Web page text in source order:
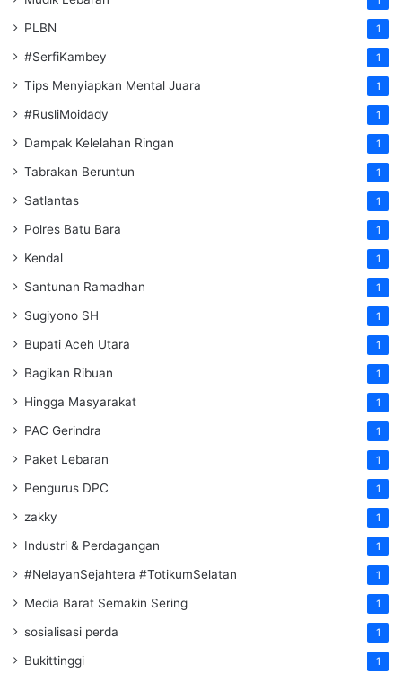
PLBN 1
#SerfiKambey 1
Tips Menyiapkan Mental Juara 1
#RusliMoidady 1
Dampak Kelelahan Ringan 1
Tabrakan Beruntun 1
Satlantas 1
Polres Batu Bara 1
Kendal 1
Santunan Ramadhan 1
Sugiyono SH 1
Bupati Aceh Utara 1
Bagikan Ribuan 1
Hingga Masyarakat 1
PAC Gerindra 1
Paket Lebaran 1
Pengurus DPC 1
zakky 1
Industri & Perdagangan 1
#NelayanSejahtera #TotikumSelatan 1
Media Barat Semakin Sering 1
sosialisasi perda 1
Bukittinggi 1